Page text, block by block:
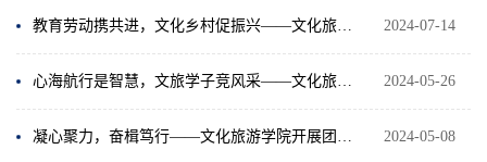
2024-07-14
教育劳动携共进，文化乡村促振兴——文化旅游学院“助乡圆梦”服务实践队“三下乡”活动系列报道一
2024-05-26
心海航行是智慧，文旅学子竞风采——文化旅游学院心理知识竞赛完美落幕
2024-05-08
凝心聚力，奋楫笃行——文化旅游学院开展团学骨干工作专题会议暨“学习两会精神 勇担青春使命”主题教育活动